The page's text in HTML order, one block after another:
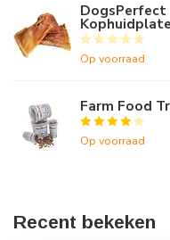
DogsPerfect
Op voorraad
Farm Food
Op voorraad
Recent bekeken